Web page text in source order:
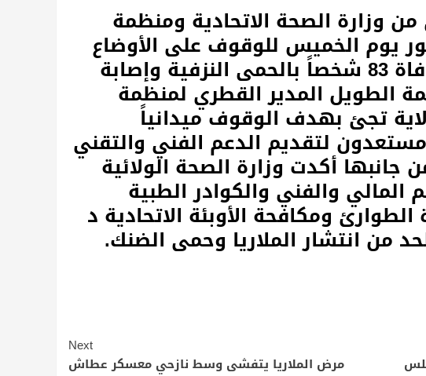
وزارة الصحة الاتحادية ومنظمة
يوم الخميس للوقوف على الأوضاع
الصحية بالولاية التى شهدت وفاة 83 شخصاً بالحمى النزفية وإصابة
الطويل المدير القطري لمنظمة
تجئ بهدف الوقوف ميدانياً
لتقديم الدعم الفني والتقني
جانبها أكدت وزارة الصحة الولائية
المالي والفني والكوادر الطبية
ومكافحة الأوبئة الاتحادية د
من انتشار الملاريا وحمى الضنك.
Next
مرض الملاريا يتفشى وسط نازحي معسكر عطاش